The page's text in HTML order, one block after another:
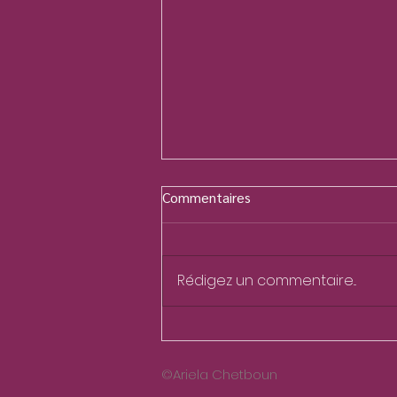
Commentaires
Rédigez un commentaire...
©Ariela Chetboun